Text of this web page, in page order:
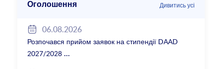
Оголошення Дивитись усі
06.08.2026
Розпочався прийом заявок на стипендії DAAD
2027/2028